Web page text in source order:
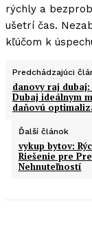
rýchly a
ušetrí čas.
kľúčom k
Predchádzajúci
danovy raj
Dubaj ideálnym
daňovú
Ďalší článok
vykup bytov:
Riešenie pre
Nehnuteľností